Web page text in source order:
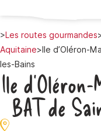
>Les routes gourmandes
Aquitaine> Ile d’Oléron-
les-Bains
Ile
BAT de